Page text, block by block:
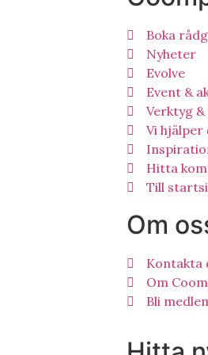
Boka
Nyheter
Evolve
Event &
Verktyg
Vi hjälper
Hitta
Till
Om
Kontakta
Om
Bli